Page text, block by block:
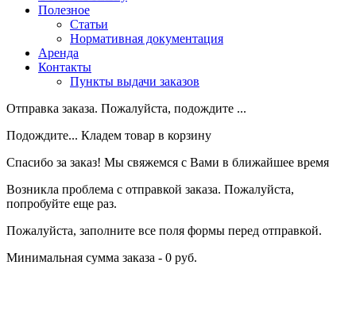
Полезное
Статьи
Нормативная документация
Аренда
Контакты
Пункты выдачи заказов
Отправка заказа. Пожалуйста, подождите ...
Подождите... Кладем товар в корзину
Спасибо за заказ! Мы свяжемся с Вами в ближайшее время
Возникла проблема с отправкой заказа. Пожалуйста,
попробуйте еще раз.
Пожалуйста, заполните все поля формы перед отправкой.
Минимальная сумма заказа - 0 руб.